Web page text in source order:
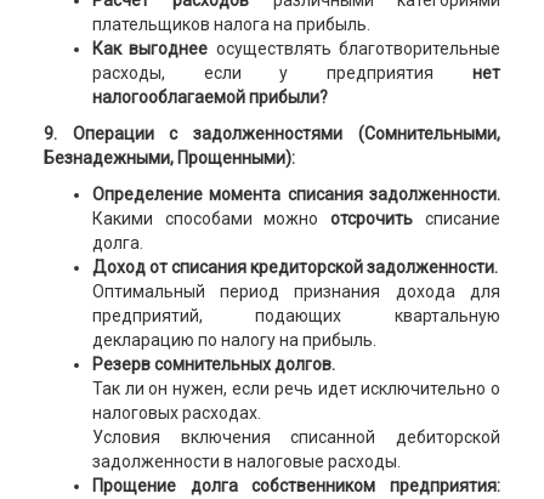
плательщиков налога на прибыль.
Как выгоднее осуществлять благотворительные
расходы, если у предприятиянет
налогооблагаемой прибыли?
9. Операции с задолженностями (Сомнительными,
Безнадежными, Прощенными):
Определение момента списания задолженности.
Какими способами можноотсрочитьсписание
долга.
Доход от списания кредиторской задолженности.
Оптимальный период признания дохода для
предприятий, подающих квартальную
декларацию по налогу на прибыль.
Резерв сомнительных долгов.
Так ли он нужен, если речь идет исключительно о
налоговых расходах.
Условия включения списанной дебиторской
задолженности в налоговые расходы.
Прощение долга собственником предприятия: